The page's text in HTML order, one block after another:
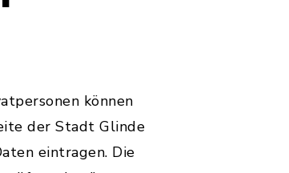
können
der Stadt Glinde
eintragen. Die